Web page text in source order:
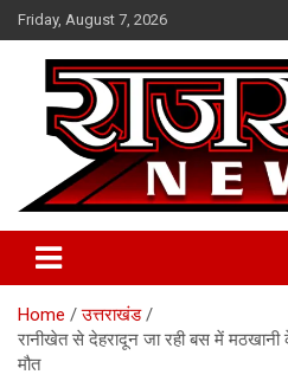
Skip
to
content
Friday, August 7, 2026
Raj Satta News
Home
उत्तराखंड
रानीखेत से देहरादून जा रही बस में मठखानी
मौत